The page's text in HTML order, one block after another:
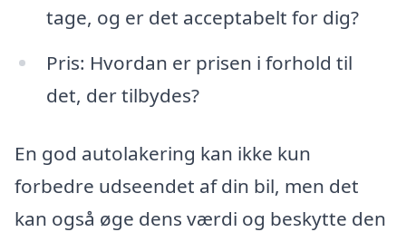
tage, og er det acceptabelt for dig?
Pris: Hvordan er prisen i forhold til
det, der tilbydes?
En god autolakering kan ikke kun
forbedre udseendet af din bil, men det
kan også øge dens værdi og beskytte den